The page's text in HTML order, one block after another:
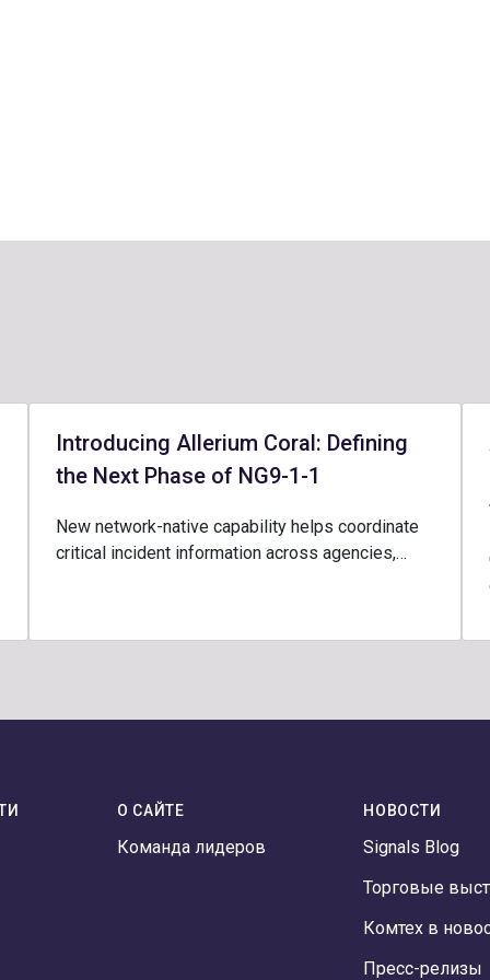
Introducing Allerium Coral: Defining
the Next Phase of NG9-1-1
New network-native capability helps coordinate
critical incident information across agencies,…
О САЙТЕ
Команда лидеров
НОВОСТИ
Signals Blog
Торговые
Комтех в
Пресс-релизы